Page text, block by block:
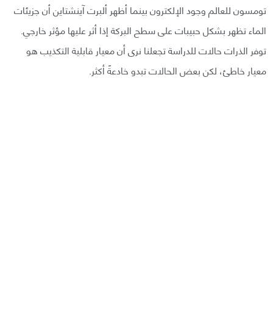
تومسون للعالم وجود الإلكترون بينما أظهر ألبرت آينشتاين أن جزيئات
الماء تظهر بشكل حبيبات على سطح البركة إذا أثر عليها مؤثر خارجي.
توفر الذرات حالات للدراسة تجعلنا نرى أن معيار قابلية التكذيب هو
معيار خاطئ، لكن بعض الحالات تبدو خادعةً أكثر.